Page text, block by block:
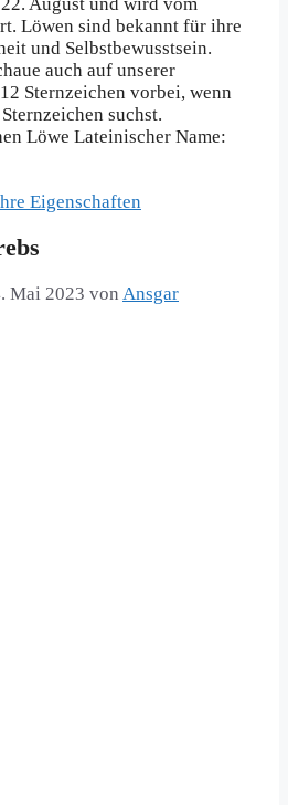
Löwen sind bekannt für ihre
und Selbstbewusstsein.
auch auf unserer
Sternzeichen vorbei, wenn
suchst.
Löwe Lateinischer Name:
Eigenschaften
Mai 2023 von Ansgar